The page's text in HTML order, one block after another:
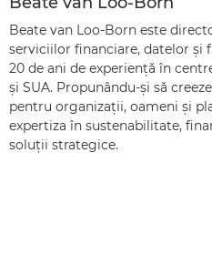
Beate van Loo-Born este
serviciilor financiare, datelor şi
20 de ani de experienţă în
şi SUA. Propunându-şi să
pentru organizaţii, oameni şi
expertiza în sustenabilitate,
soluţii strategice.